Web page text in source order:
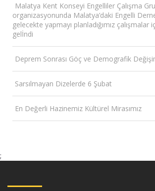
Malatya Kent Konseyi Engelliler Çalışma
organizasyonunda Malatya’daki Engelli
gelecekte yapmayı planladığımız çalışmalar
gelİndi
Deprem Sonrası Göç ve Demografik
Sarsılmayan Dizelerde 6 Şubat
En Değerli Hazinemiz Kültürel Mirasımız
;